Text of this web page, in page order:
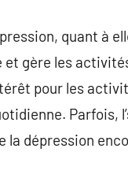
quant à
et gère les
pour les
Parfois,
la dépression